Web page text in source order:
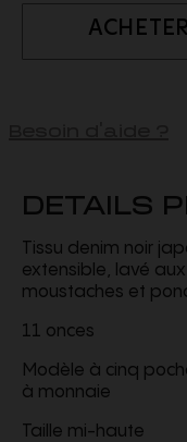
DETAILS
Tissu denim noir
extensible, lavé
moustaches et
11 onces
Modèle à cinq
à monnaie
Taille mi-haute